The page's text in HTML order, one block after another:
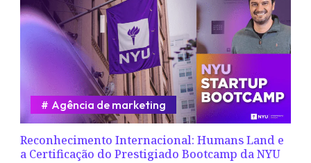
Reconhecimento Internacional: Humans Land e
a Certificação do Prestigiado Bootcamp da NYU
Agência de marketing